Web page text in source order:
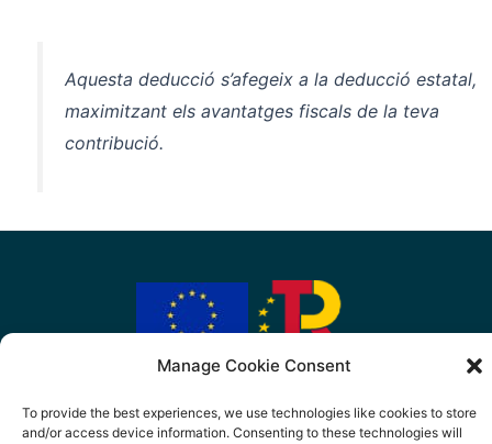
Manage Cookie Consent
To provide the best experiences, we use technologies like cookies to store
and/or access device information. Consenting to these technologies will
Aquesta deducció s’afegeix a la deducció estatal,
maximitzant els avantatges fiscals de la teva
contribució.
Finançat per la Unió Europea -NextGenerationEU
Política de privacitat